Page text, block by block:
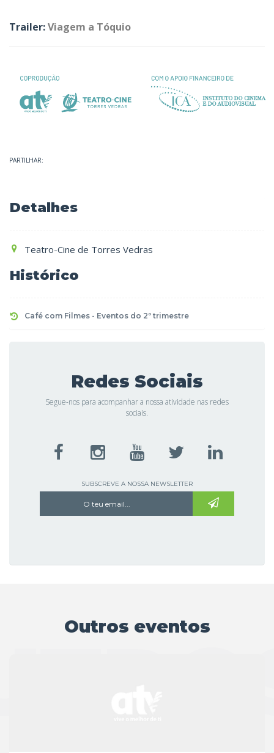
Trailer:Viagem a Tóquio
PARTILHAR:
Detalhes
Teatro-Cine de Torres Vedras
Histórico
Café com Filmes - Eventos do 2º trimestre
Redes Sociais
Segue-nos para acompanhar a nossa atividade nas redes
sociais.
SUBSCREVE A NOSSA NEWSLETTER
Outros eventos